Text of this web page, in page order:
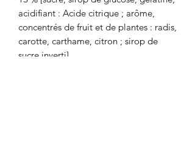
acidifiant : Acide citrique ; arôme,
concentrés de fruit et de plantes : radis,
carotte, carthame, citron ; sirop de
sucre inverti].